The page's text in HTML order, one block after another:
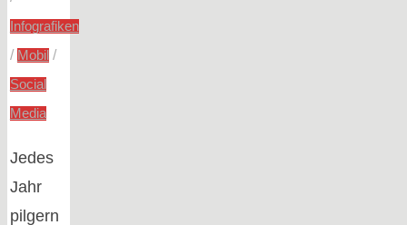
Infografiken
/ Mobil/
Social
Media
Jedes
Jahr
pilgern